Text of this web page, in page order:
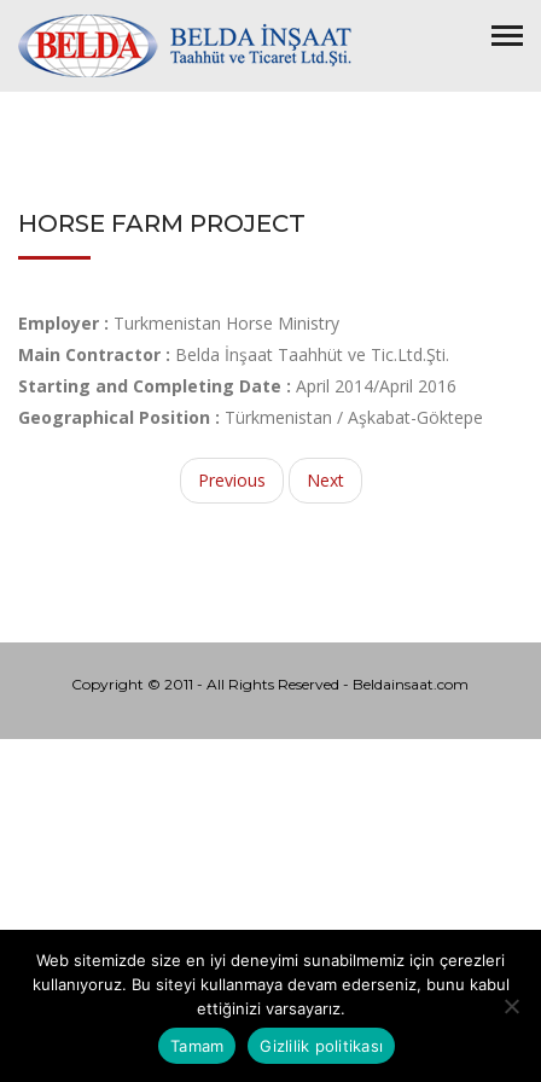
HORSE FARM PROJECT
Employer : Turkmenistan Horse Ministry
Main Contractor : Belda İnşaat Taahhüt ve Tic.Ltd.Şti.
Starting and Completing Date : April 2014/April 2016
Geographical Position : Türkmenistan / Aşkabat-Göktepe
Previous Next
Copyright © 2011 - All Rights Reserved - Beldainsaat.com
Web sitemizde size en iyi deneyimi sunabilmemiz için çerezleri
kullanıyoruz. Bu siteyi kullanmaya devam ederseniz, bunu kabul
ettiğinizi varsayarız.
Tamam
Gizlilik politikası